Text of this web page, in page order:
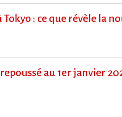
: ce que révèle la
au 1er janvier